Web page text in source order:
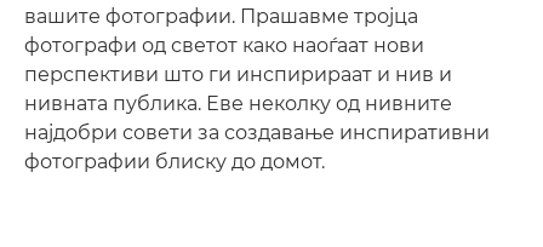
вашите фотографии. Прашавме тројца
фотографи од светот како наоѓаат нови
перспективи што ги инспирираат и нив и
нивната публика. Еве неколку од нивните
најдобри совети за создавање инспиративни
фотографии блиску до домот.